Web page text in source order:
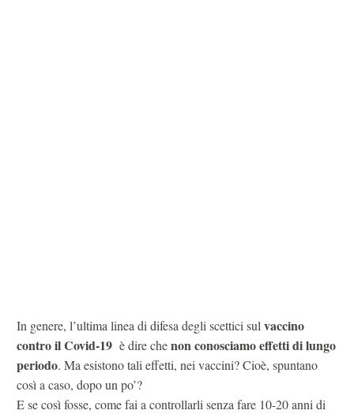
In genere, l’ultima linea di difesa degli scettici sulvaccino
contro il Covid-19 è dire chenon conosciamo effetti di lungo
periodo. Ma esistono tali effetti, nei vaccini? Cioè, spuntano
così a caso, dopo un po’?
E se così fosse, come fai a controllarli senza fare 10-20 anni di